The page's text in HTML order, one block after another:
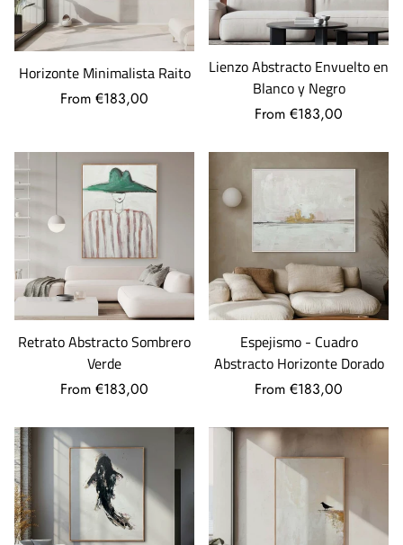
Horizonte Minimalista Raito
From €183,00
Lienzo Abstracto Envuelto en
Blanco y Negro
From €183,00
Retrato Abstracto Sombrero
Verde
From €183,00
Espejismo - Cuadro
Abstracto Horizonte Dorado
From €183,00